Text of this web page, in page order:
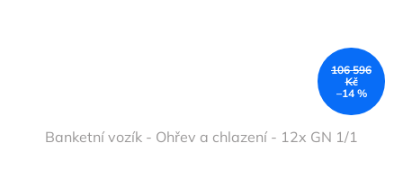
106 596
Kč
–14 %
Banketní vozík - Ohřev a chlazení - 12x GN 1/1